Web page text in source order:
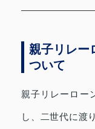
親子リレー
ついて
親子リレーロー
し、二世代に渡